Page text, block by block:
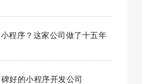
程序？这家公司做了十五年
好的小程序开发公司